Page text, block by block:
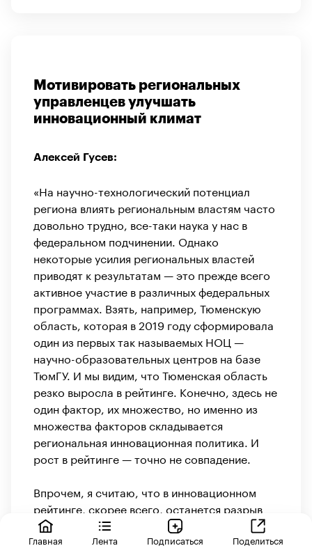
Мотивировать региональных
управленцев улучшать
инновационный климат
Алексей Гусев:
«На научно-технологический потенциал
региона влиять региональным властям часто
довольно трудно, все-таки наука у нас в
федеральном подчинении. Однако
некоторые усилия региональных властей
приводят к результатам — это прежде всего
активное участие в различных федеральных
программах. Взять, например, Тюменскую
область, которая в 2019 году сформировала
один из первых так называемых НОЦ —
научно-образовательных центров на базе
ТюмГУ. И мы видим, что Тюменская область
резко выросла в рейтинге. Конечно, здесь не
один фактор, их множество, но именно из
множества факторов складывается
региональная инновационная политика. И
рост в рейтинге — точно не совпадение.
Впрочем, я считаю, что в инновационном
рейтинге, скорее всего, останется разрыв
между лидерами, теми кто выделен в первую
группу рейтинга — Москвой, Петербургом,
Главная Лента Подписаться Поделиться